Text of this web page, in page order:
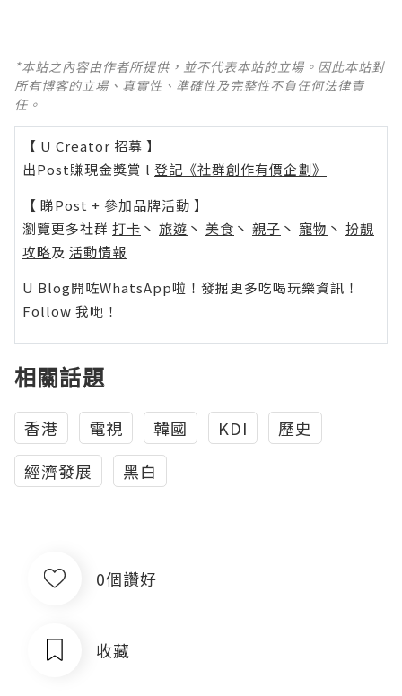
*本站之內容由作者所提供，並不代表本站的立場。因此本站對
所有博客的立場、真實性、準確性及完整性不負任何法律責
任。
【 U Creator 招募 】
出Post賺現金獎賞 l 登記《社群創作有價企劃》
【 睇Post + 參加品牌活動 】
瀏覽更多社群 打卡 丶 旅遊 丶 美食 丶 親子 丶 寵物 丶 扮靚
攻略及 活動情報
U Blog開咗WhatsApp啦！發掘更多吃喝玩樂資訊！
Follow 我哋 ！
相關話題
香港 電視 韓國 KDI
歷史
經濟發展
黑白
0個讚好
收藏